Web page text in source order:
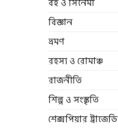
বই ও সিনেমা
বিজ্ঞান
ভ্রমণ
রহস্য ও রোমাঞ্চ
রাজনীতি
শিল্প ও সংস্কৃতি
শেক্সপিয়ার ট্রাজেডি